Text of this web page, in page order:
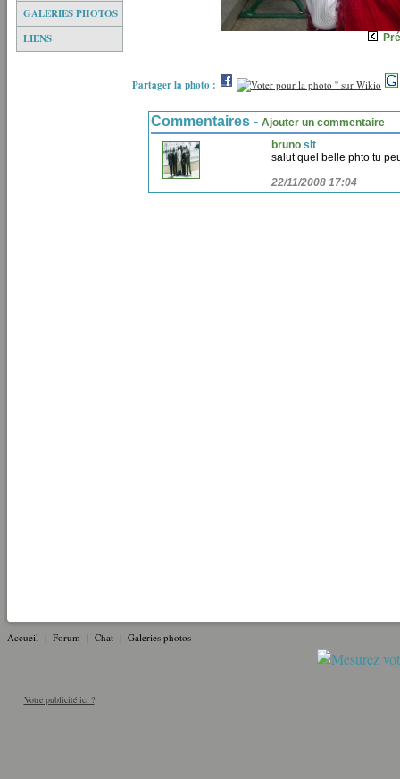
GALERIES PHOTOS
LIENS
Partager la photo :
Commentaires - Ajouter un commentaire
brunoslt
salut quel belle phto tu
22/11/2008 17:04
Accueil | Forum | Chat | Galeries photos
Votre publicité ici ?